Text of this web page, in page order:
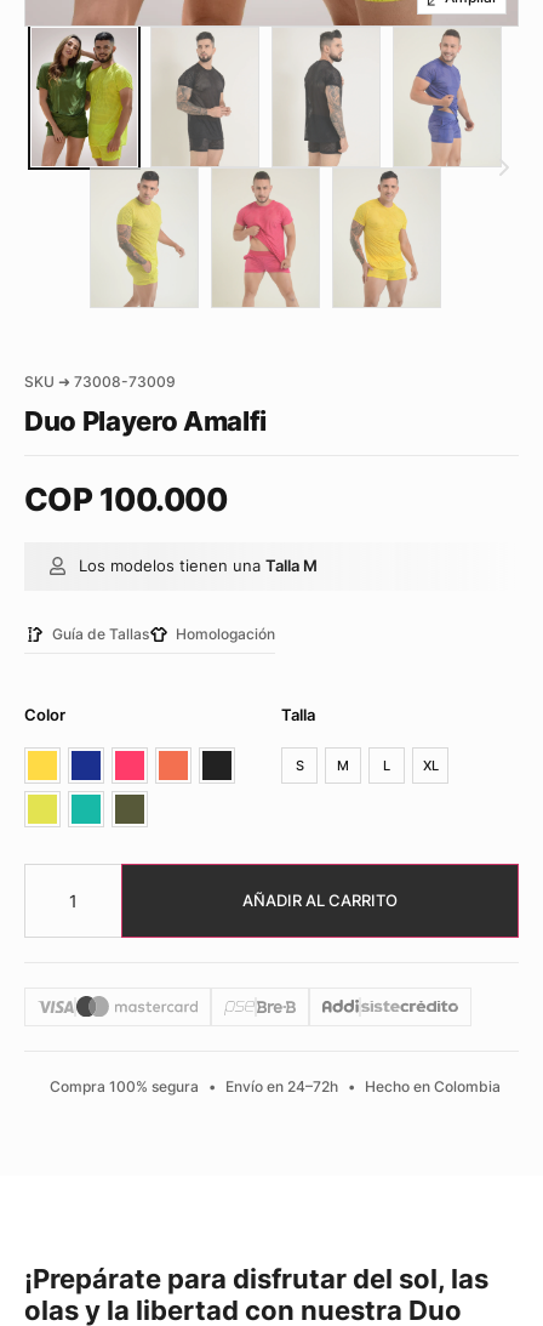
SKU ➜ 73008-73009
Duo Playero Amalfi
COP100.000
Los modelos tienen una Talla M
Guía de Tallas Homologación
Color Talla
S M L XL
AÑADIR AL CARRITO
Compra 100% segura • Envío en 24–72h • Hecho en Colombia
¡Prepárate para disfrutar del sol, las
olas y la libertad con nuestra Duo